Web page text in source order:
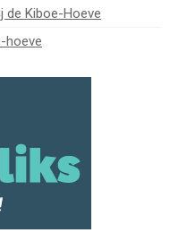
de Kiboe-Hoeve
hoeve